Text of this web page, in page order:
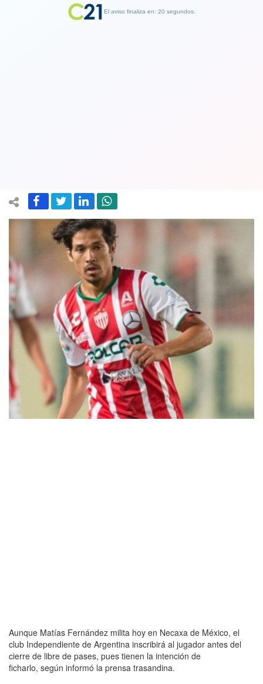
Aunque Matías Fernández milita hoy en Necaxa de México, el
club Independiente de Argentina inscribirá al jugador antes del
cierre de libre de pases, pues tienen la intención de
ficharlo, según informó la prensa trasandina.
El aviso finaliza en: 19 segundos.